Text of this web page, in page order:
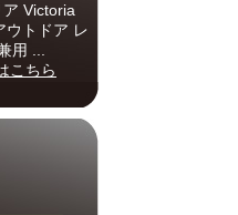
Victoria
ウトドア レ
用 ...
こちら